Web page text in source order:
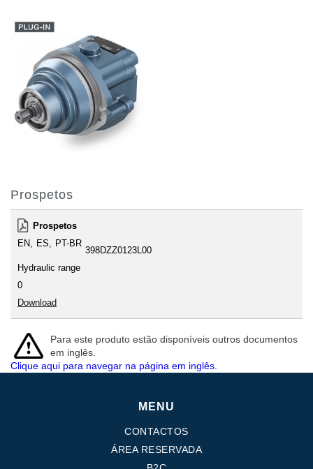
Prospetos
Prospetos
EN
ES PT-BR
398DZZ0123L00
Hydraulic range
0
Download
Para este produto estão disponíveis outros documentos
em inglês.
Clique aqui para navegar na página em inglês.
MENU
CONTACTOS
ÁREA RESERVADA